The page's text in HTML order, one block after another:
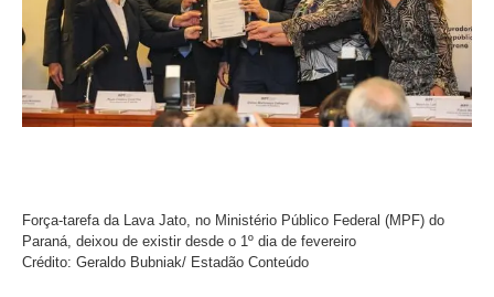
Força-tarefa da Lava Jato, no Ministério Público Federal (MPF) do
Paraná, deixou de existir desde o 1º dia de fevereiro
Crédito: Geraldo Bubniak/ Estadão Conteúdo